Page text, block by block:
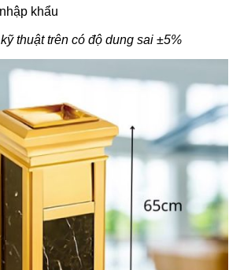
khẩu
thuật trên có độ dung sai ±5%